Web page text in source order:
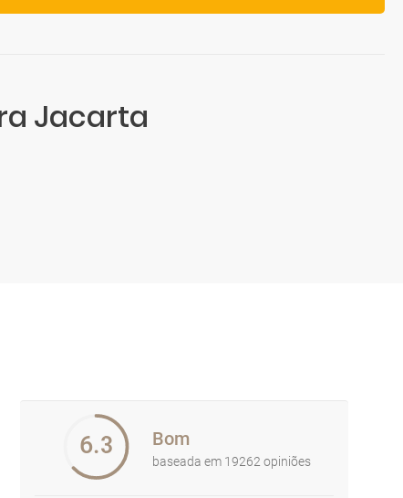
Jacarta
6.3 Bom
baseada em 19262 opiniões